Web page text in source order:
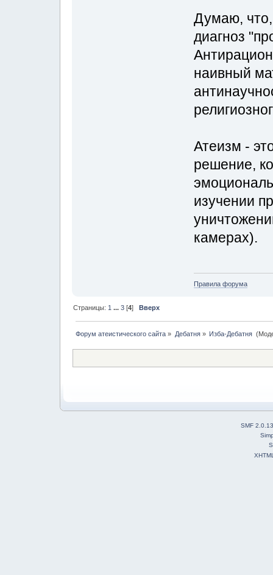
Думаю, что,
диагноз
наивный
Атеизм -
решение,
изучении
камерах).
Правила форума
Страницы: 1 ...3 [4] Вверх
Форум атеистического сайта » Дебатня» Изба-Дебатня
SMF 2.0.13